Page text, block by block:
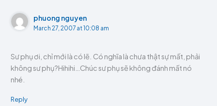
phuong nguyen
March 27, 2007 at 10:08 am
Sư phụ ơi, chỉ mới là có lẽ. Có nghĩa là chưa thật sự mất, phải
không sư phụ?Hihihi…Chúc sư phụ sẽ không đánh mất nó
nhé.
Reply